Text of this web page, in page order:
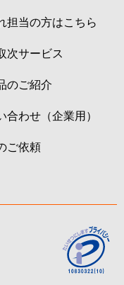
担当の方はこちら
次サービス
のご紹介
合わせ（企業用）
ご依頼